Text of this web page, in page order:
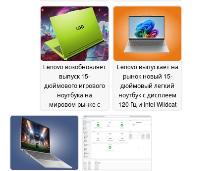
оперативной
памятью23 May 2026
Lenovo возобновляет
выпуск 15-
дюймового игрового
ноутбука на
мировом рынке с
23 May
Lenovo выпускает на
рынок новый 15-
дюймовый легкий
ноутбук с дисплеем
120 Гц и Intel Wildcat
23 May 2026